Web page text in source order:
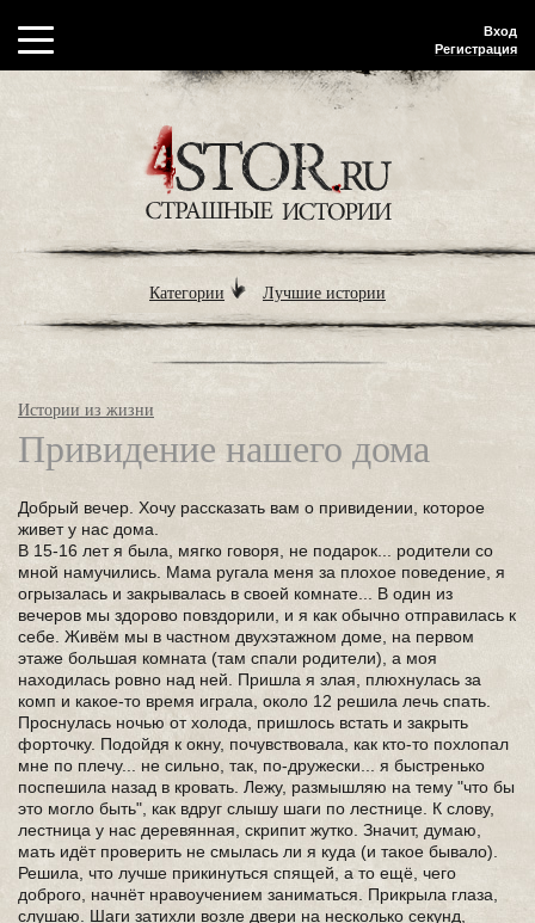
Вход
Регистрация
Категории Лучшие истории
Истории из жизни
Привидение нашего дома
Добрый вечер. Хочу рассказать вам о привидении, которое
живет у нас дома.
В 15-16 лет я была, мягко говоря, не подарок... родители со
мной намучились. Мама ругала меня за плохое поведение, я
огрызалась и закрывалась в своей комнате... В один из
вечеров мы здорово повздорили, и я как обычно отправилась к
себе. Живём мы в частном двухэтажном доме, на первом
этаже большая комната (там спали родители), а моя
находилась ровно над ней. Пришла я злая, плюхнулась за
комп и какое-то время играла, около 12 решила лечь спать.
Проснулась ночью от холода, пришлось встать и закрыть
форточку. Подойдя к окну, почувствовала, как кто-то похлопал
мне по плечу... не сильно, так, по-дружески... я быстренько
поспешила назад в кровать. Лежу, размышляю на тему "что бы
это могло быть", как вдруг слышу шаги по лестнице. К слову,
лестница у нас деревянная, скрипит жутко. Значит, думаю,
мать идёт проверить не смылась ли я куда (и такое бывало).
Решила, что лучше прикинуться спящей, а то ещё, чего
доброго, начнёт нравоучением заниматься. Прикрыла глаза,
слушаю. Шаги затихли возле двери на несколько секунд,